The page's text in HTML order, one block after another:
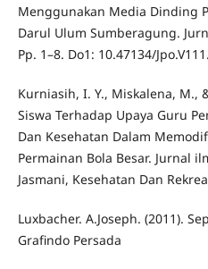
Menggunakan Media Dinding
Darul Ulum Sumberagung.
Pp. 1–8. Do1: 10.47134/
Kurniasih, I. Y., Miskalena, M.,
Siswa Terhadap Upaya Guru
Dan Kesehatan Dalam
Permainan Bola Besar. Jurnal
Jasmani, Kesehatan Dan
Luxbacher. A.Joseph. (2011).
Grafindo Persada